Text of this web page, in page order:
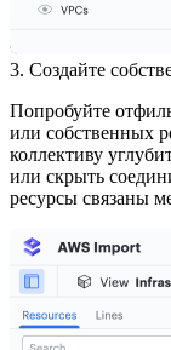
3. Создайте
Попробуйте
или собственных
коллективу
или скрыть
ресурсы связаны